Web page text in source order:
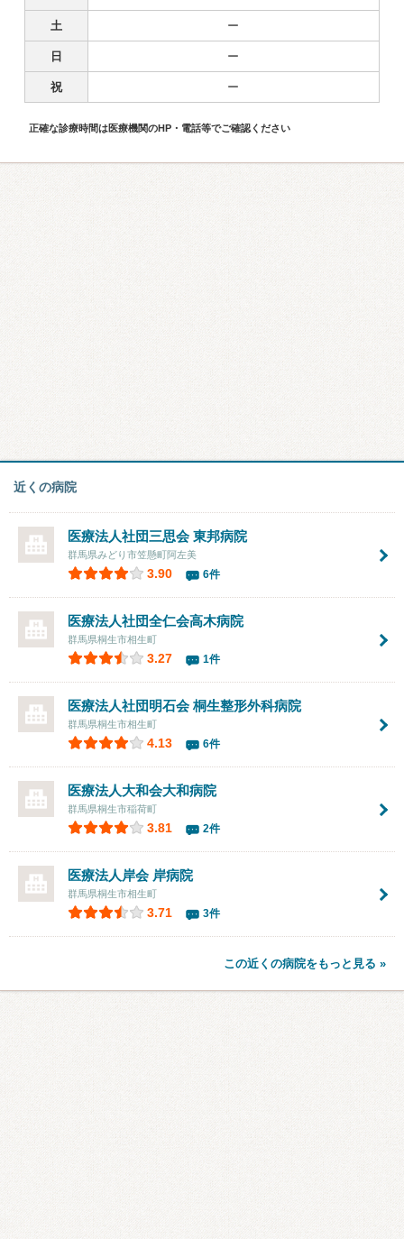
土 ー
日 ー
祝 ー
正確な診療時間は医療機関のHP・電話等でご確認ください
近くの病院
医療法人社団三思会東邦病院
群馬県みどり市笠懸町阿左美
3.90 6件
医療法人社団全仁会高木病院
群馬県桐生市相生町
3.27 1件
医療法人社団明石会 桐生整形外科病院
群馬県桐生市相生町
4.13 6件
医療法人大和会大和病院
群馬県桐生市稲荷町
3.81 2件
医療法人岸会 岸病院
群馬県桐生市相生町
3.71 3件
この近くの病院をもっと見る »